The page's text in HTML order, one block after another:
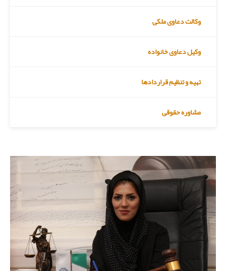
وکالت دعاوی ملکی
وکیل دعاوی خانواده
تهیه و تنظیم قراردادها
مشاوره حقوقی